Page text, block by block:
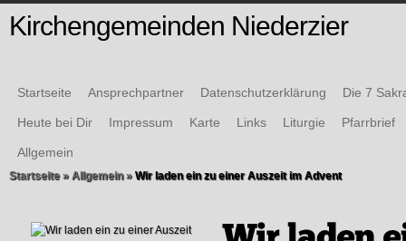
Kirchengemeinden Niederzier
Startseite Ansprechpartner Datenschutzerklärung Die 7
Heute bei Dir Impressum Karte Links Liturgie Pfarrbrief
Allgemein
Startseite » Allgemein »Wir laden ein zu einer Auszeit im Advent